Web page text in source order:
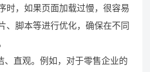
时，如果页面加载过慢，很容易
、脚本等进行优化，确保在不同
、直观。例如，对于零售企业的